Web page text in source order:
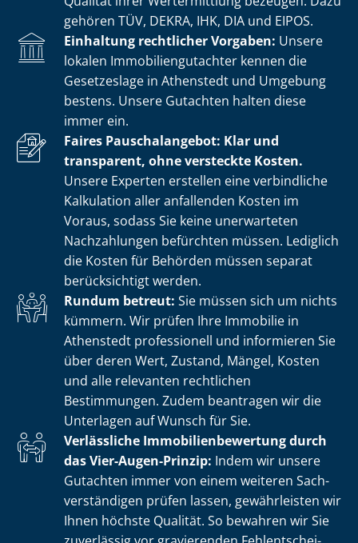
gehören TÜV, DEKRA, IHK, DIA und EIPOS.
Einhaltung rechtlicher Vorgaben: Unsere
lokalen Im­mo­bi­li­en­gut­ach­ter kennen die
Gesetzeslage in Athenstedt und Umgebung
bestens. Unsere Gutachten halten diese
immer ein.
Faires Pauschalangebot: Klar und
transparent, ohne versteckte Kosten.
Unsere Experten erstellen eine verbindliche
Kalkulation aller anfallenden Kosten im
Voraus, sodass Sie keine unerwarteten
Nachzahlungen befürchten müssen. Lediglich
die Kosten für Behörden müssen separat
berücksichtigt werden.
Rundum betreut: Sie müssen sich um nichts
kümmern. Wir prüfen Ihre Immobilie in
Athenstedt professionell und informieren Sie
über deren Wert, Zustand, Mängel, Kosten
und alle relevanten rechtlichen
Bestimmungen. Zudem beantragen wir die
Unterlagen auf Wunsch für Sie.
Verlässliche Im­mo­bi­li­en­be­wer­tung durch
das Vier-Augen-Prinzip: Indem wir unsere
Gutachten immer von einem weiteren Sach­
ver­stän­di­gen prüfen lassen, gewährleisten wir
Ihnen höchste Qualität. So bewahren wir Sie